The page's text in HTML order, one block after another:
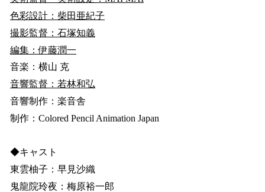
色彩設計：柴田亜紀子
撮影監督：石塚知義
編集：伊藤潤一
音楽：横山 克
音響監督：若林和弘
音響制作：楽音舎
制作：Colored Pencil Animation Japan
◆キャスト
東雲柚子：早見沙織
鬼龍院玲夜：梅原裕一郎